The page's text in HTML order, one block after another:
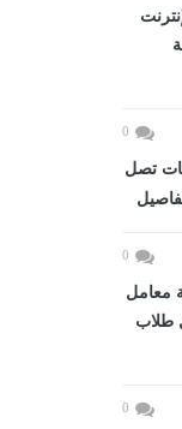
0
تصل
0
معامل
طلاب
0